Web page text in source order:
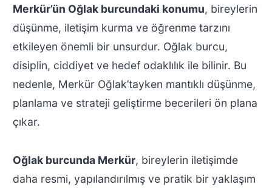
Merkür’ün Oğlak burcundaki konumu, bireylerin
düşünme, iletişim kurma ve öğrenme tarzını
etkileyen önemli bir unsurdur. Oğlak burcu,
disiplin, ciddiyet ve hedef odaklılık ile bilinir. Bu
nedenle, Merkür Oğlak’tayken mantıklı düşünme,
planlama ve strateji geliştirme becerileri ön plana
çıkar.
Oğlak burcunda Merkür, bireylerin iletişimde
daha resmi, yapılandırılmış ve pratik bir yaklaşım